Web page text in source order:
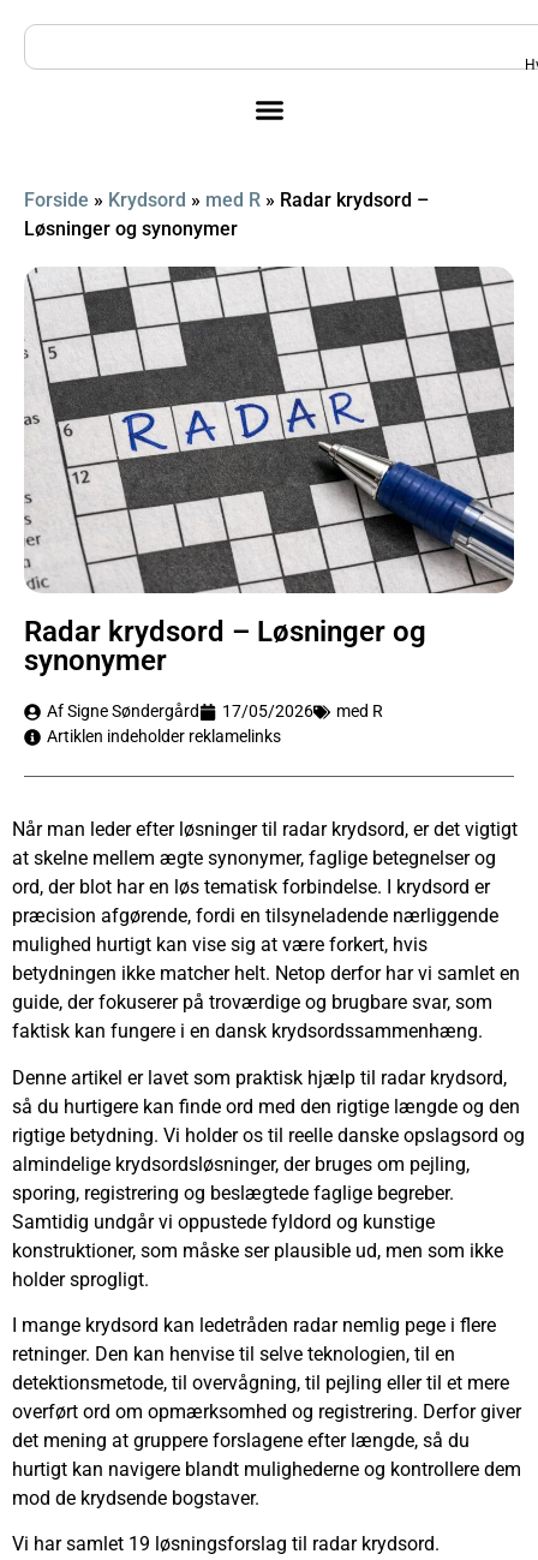
Forside » Krydsord » med R » Radar krydsord –
Løsninger og synonymer
Radar krydsord – Løsninger og
synonymer
Af Signe Søndergård 17/05/2026
med R
Artiklen indeholder reklamelinks
Når man leder efter løsninger til radar krydsord, er det vigtigt
at skelne mellem ægte synonymer, faglige betegnelser og
ord, der blot har en løs tematisk forbindelse. I krydsord er
præcision afgørende, fordi en tilsyneladende nærliggende
mulighed hurtigt kan vise sig at være forkert, hvis
betydningen ikke matcher helt. Netop derfor har vi samlet en
guide, der fokuserer på troværdige og brugbare svar, som
faktisk kan fungere i en dansk krydsordssammenhæng.
Denne artikel er lavet som praktisk hjælp til radar krydsord,
så du hurtigere kan finde ord med den rigtige længde og den
rigtige betydning. Vi holder os til reelle danske opslagsord og
almindelige krydsordsløsninger, der bruges om pejling,
sporing, registrering og beslægtede faglige begreber.
Samtidig undgår vi oppustede fyldord og kunstige
konstruktioner, som måske ser plausible ud, men som ikke
holder sprogligt.
I mange krydsord kan ledetråden radar nemlig pege i flere
retninger. Den kan henvise til selve teknologien, til en
detektionsmetode, til overvågning, til pejling eller til et mere
overført ord om opmærksomhed og registrering. Derfor giver
det mening at gruppere forslagene efter længde, så du
hurtigt kan navigere blandt mulighederne og kontrollere dem
mod de krydsende bogstaver.
Vi har samlet 19 løsningsforslag til radar krydsord.